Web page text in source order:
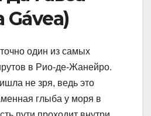
Gávea)
один из самых
в Рио-де-Жанейро.
не зря, ведь это
глыба у моря в